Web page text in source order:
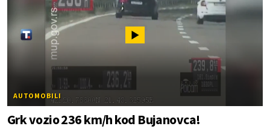
AUTOMOBILI
Grk vozio 236 km/h kod Bujanovca!